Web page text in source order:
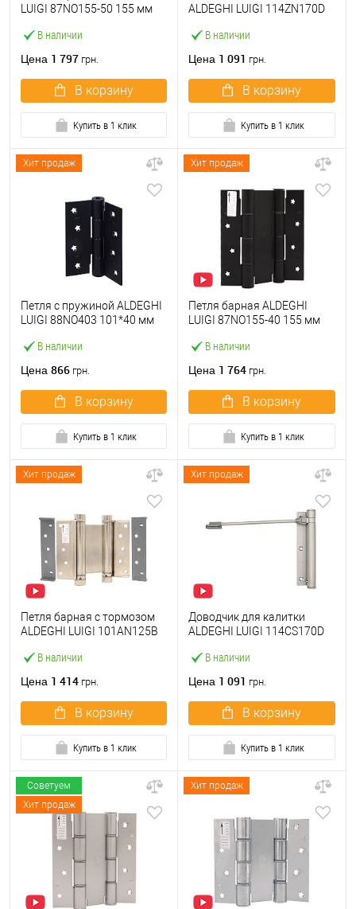
В наличии
LUIGI 87NO155-50 155 мм
Цена 1 797 грн.
В корзину
Купить в 1 клик
В наличии
ALDEGHI LUIGI 114ZN170D
Цена 1 091 грн.
В корзину
Купить в 1 клик
Хит продаж
В наличии
Петля с пружиной ALDEGHI
LUIGI 88NO403 101*40 мм
Цена 866 грн.
В корзину
Купить в 1 клик
Хит продаж
В наличии
Петля барная ALDEGHI
LUIGI 87NO155-40 155 мм
Цена 1 764 грн.
В корзину
Купить в 1 клик
Хит продаж
В наличии
Петля барная с тормозом
ALDEGHI LUIGI 101AN125B
Цена 1 414 грн.
В корзину
Купить в 1 клик
Хит продаж
В наличии
Доводчик для калитки
ALDEGHI LUIGI 114CS170D
Цена 1 091 грн.
В корзину
Купить в 1 клик
Советуем
Хит продаж
Хит продаж